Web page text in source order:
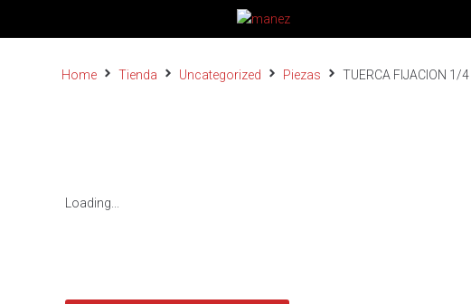
Home Tienda Uncategorized Piezas TUERCA FIJACION 1/4
Loading...